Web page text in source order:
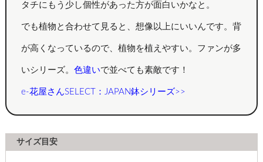
タチにもう少し個性があった方が面白いかなと。
でも植物と合わせて見ると、想像以上にいいんです。背
が高くなっているので、植物を植えやすい。ファンが多
いシリーズ。 色違いで並べても素敵です！
e-花屋さんSELECT：JAPAN鉢シリーズ>>
サイズ目安